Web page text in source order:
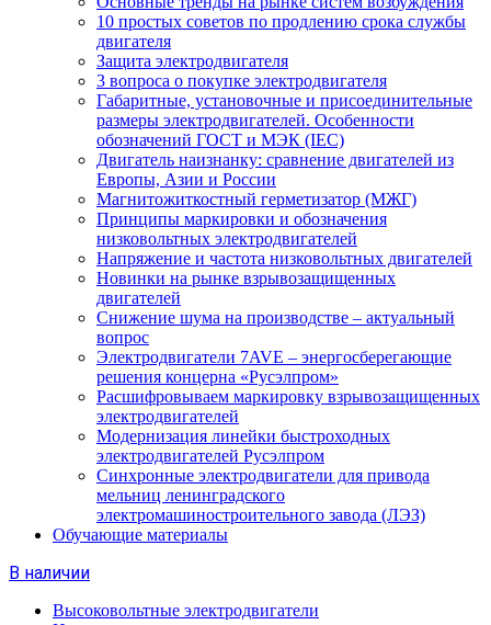
10 простых советов по продлению срока службы
двигателя
Защита электродвигателя
3 вопроса о покупке электродвигателя
Габаритные, установочные и присоединительные
размеры электродвигателей. Особенности
обозначений ГОСТ и МЭК (IEC)
Двигатель наизнанку: сравнение двигателей из
Европы, Азии и России
Магнитожиткостный герметизатор (МЖГ)
Принципы маркировки и обозначения
низковольтных электродвигателей
Напряжение и частота низковольтных двигателей
Новинки на рынке взрывозащищенных
двигателей
Снижение шума на производстве – актуальный
вопрос
Электродвигатели 7AVE – энергосберегающие
решения концерна «Русэлпром»
Расшифровываем маркировку взрывозащищенных
электродвигателей
Модернизация линейки быстроходных
электродвигателей Русэлпром
Синхронные электродвигатели для привода
мельниц ленинградского
электромашиностроительного завода (ЛЭЗ)
Обучающие материалы
В наличии
Высоковольтные электродвигатели